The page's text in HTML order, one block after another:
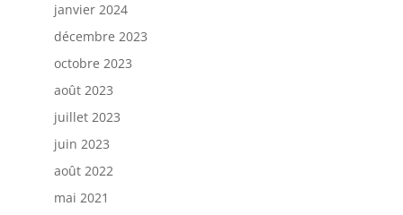
janvier 2024
décembre 2023
octobre 2023
août 2023
juillet 2023
juin 2023
août 2022
mai 2021